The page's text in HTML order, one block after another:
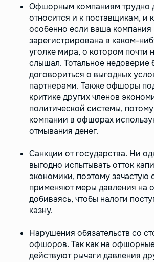
Офшорным компаниям трудно
относится и к поставщикам, и
особенно если ваша компания
зарегистрирована в каком-
уголке мира, о котором почти
слышал. Тотальное недоверие
договориться о выгодных
партнерами. Также офшоры
критике других членов
политической системы,
компании в офшорах
отмывания денег.
Санкции от государства. Ни
выгодно испытывать отток
экономики, поэтому зачастую
применяют меры давления на
добиваясь, чтобы налоги
казну.
Нарушения обязательств со
офшоров. Так как на
действуют рычаги давления